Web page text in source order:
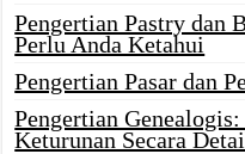
Pengertian Pastry dan
Perlu Anda Ketahui
Pengertian Pasar dan
Pengertian
Keturunan Secara